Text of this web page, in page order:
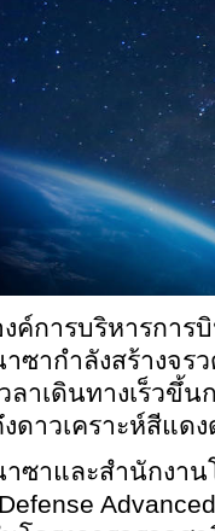
ค์การบริหารกา
ซากำลังสร้างจร
ลาเดินทางเร็วขึ้
ดาวเคราะห์สีแด
ซาและสำนักงาน